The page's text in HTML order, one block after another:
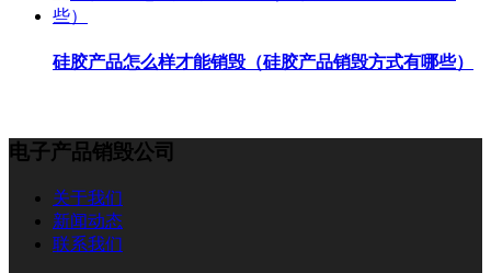
硅胶产品怎么样才能销毁（硅胶产品销毁方式有哪些）
电子产品销毁公司
关于我们
新闻动态
联系我们